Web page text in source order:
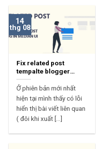
Fix related post
tempalte blogger
median ui 1.7
Ở phiên bản mới nhất
hiện tại mình thấy có lỗi
hiển thị bài viết liên quan
( đôi khi xuất [...]
14
thg 08